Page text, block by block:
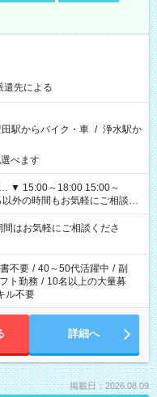
先による
駅からバイク・車 / 浄水駅か
べます
はお気軽にご相談くださ
不要 / 40～50代活躍中 / 副
ト勤務 / 10名以上の大量募
ル不要
詳細へ
掲載日：2026.08.09